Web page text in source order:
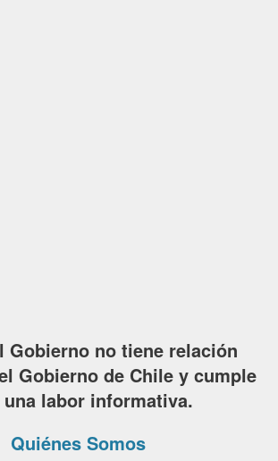
Gobierno no tiene relación
Gobierno de Chile y cumple
labor informativa.
Quiénes Somos